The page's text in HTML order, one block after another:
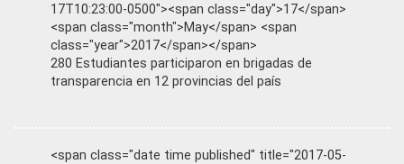
17T10:23:00-0500"><span class="day">17</span>
<span class="month">May</span> <span
class="year">2017</span></span>
280 Estudiantes participaron en brigadas de
transparencia en 12 provincias del país
<span class="date time published" title="2017-05-